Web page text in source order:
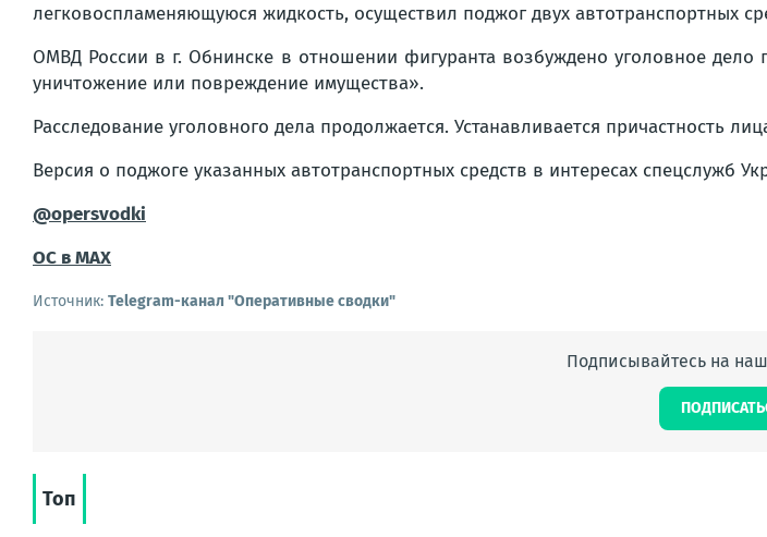
легковоспламеняющуюся жидкость, осуществил поджог двух автотранспортных
ОМВД России в г. Обнинске в отношении фигуранта возбуждено уголовное дело
уничтожение или повреждение имущества».
Расследование уголовного дела продолжается. Устанавливается причастность
Версия о поджоге указанных автотранспортных средств в интересах спецслужб
@opersvodki
ОС в MAX
Источник: Telegram-канал "Оперативные сводки"
Подписывайтесь на
Топ